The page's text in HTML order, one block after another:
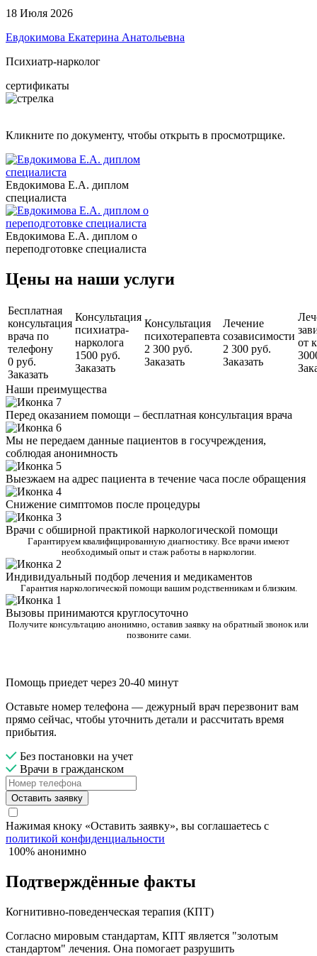
18 Июля 2026
Евдокимова Екатерина Анатольевна
Психиатр-нарколог
сертификаты
Кликните по документу, чтобы открыть в просмотрщике.
Евдокимова Е.А. диплом
специалиста
Евдокимова Е.А. диплом о
переподготовке специалиста
Цены на наши услуги
Бесплатная
консультация
врача по
телефону
0 руб.
Заказать
Консультация
психиатра-
нарколога
1500 руб.
Заказать
Консультация
психотерапевта
2 300 руб.
Заказать
Лечение
созависимости
2 300 руб.
Заказать
от
Наши преимущества
Перед оказанием помощи – бесплатная консультация врача
Мы не передаем данные пациентов в госучреждения,
соблюдая анонимность
Выезжаем на адрес пациента в течение часа после обращения
Снижение симптомов после процедуры
Врачи с обширной практикой наркологической помощи
Гарантируем квалифицированную диагностику. Все врачи имеют
необходимый опыт и стаж работы в наркологии.
Индивидуальный подбор лечения и медикаментов
Гарантия наркологической помощи вашим родственникам и близким.
Вызовы принимаются круглосуточно
Получите консультацию анонимно, оставив заявку на обратный звонок или
позвоните сами.
Помощь приедет через 20-40 минут
Оставьте номер телефона — дежурный врач перезвонит вам
прямо сейчас, чтобы уточнить детали и рассчитать время
прибытия.
Без постановки на учет
Врачи в гражданском
Оставить заявку
Нажимая кноку «Оставить заявку», вы соглашаетесь с
политикой конфиденциальности
100% анонимно
Подтверждённые факты
Когнитивно-поведенческая терапия (КПТ)
Согласно мировым стандартам, КПТ является "золотым
стандартом" лечения. Она помогает разрушить